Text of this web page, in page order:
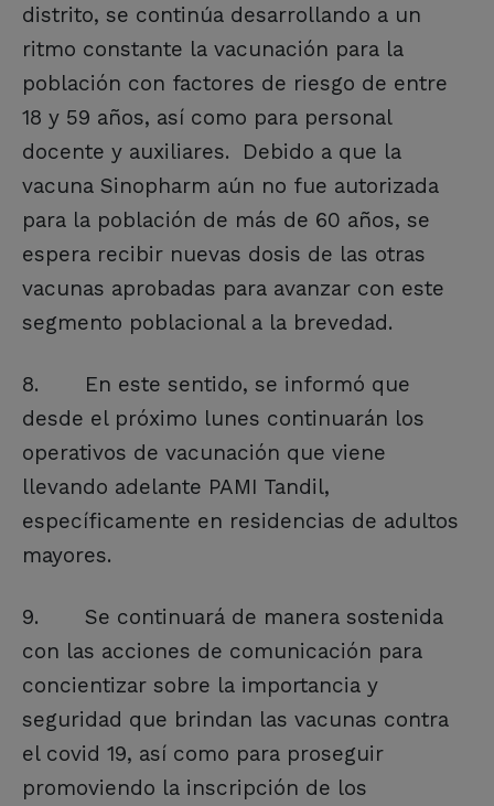
distrito, se continúa desarrollando a un
ritmo constante la vacunación para la
población con factores de riesgo de entre
18 y 59 años, así como para personal
docente y auxiliares. Debido a que la
vacuna Sinopharm aún no fue autorizada
para la población de más de 60 años, se
espera recibir nuevas dosis de las otras
vacunas aprobadas para avanzar con este
segmento poblacional a la brevedad.
8. En este sentido, se informó que
desde el próximo lunes continuarán los
operativos de vacunación que viene
llevando adelante PAMI Tandil,
específicamente en residencias de adultos
mayores.
9. Se continuará de manera sostenida
con las acciones de comunicación para
concientizar sobre la importancia y
seguridad que brindan las vacunas contra
el covid 19, así como para proseguir
promoviendo la inscripción de los